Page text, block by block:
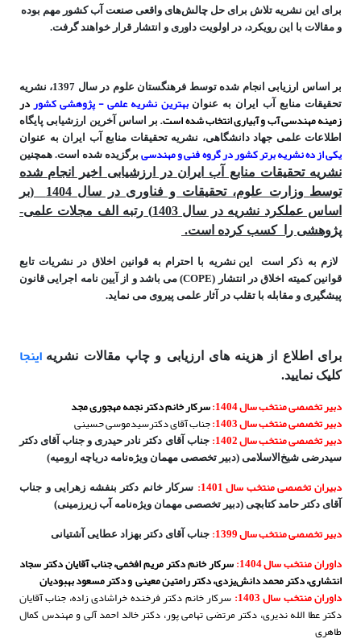
برای این نشریه تلاش برای حل چالش‌های واقعی صنعت آب کشور مهم بوده
و مقالات با این رویکرد، در اولویت داوری و انتشار قرار خواهند گرفت.
بر اساس ارزیابی انجام شده توسط فرهنگستان علوم در سال 1397، نشریه
تحقیقات منابع آب ایران به عنوان بهترین نشریه علمی - پژوهشی کشوردر
زمینه مهندسی آب و آبیاری انتخاب شده است. بر اساس آخرین ارزشیابی پایگاه
اطلاعات علمی جهاد دانشگاهی، نشریه تحقیقات منابع آب ایران به عنوان
یکی از ده نشریه برتر کشور در گروه فنی و مهندسیبرگزیده شده است. همچنین
نشریه تحقیقات منابع آب ایران در ارزشیابی اخیر انجام شده
توسط وزارت علوم، تحقیقات و فناوری در سال 1404 (بر
اساس عملکرد نشریه در سال 1403)
رتبه الف مجلات علمی-
پژوهشی را کسب کرده است.
لازم به ذکر است
این نشریه با احترام به قوانین اخلاق در نشریات تابع
قوانین کمیته اخلاق در انتشار (COPE) می باشد و از آیین نامه اجرایی
قانون
پیشگیری و مقابله با تقلب در آثار علمی پیروی می نماید.
برای اطلاع از هزینه های ارزیابی و چاپ مقالات نشریه اینجا
کلیک نمایید.
دبیر تخصصی منتخب سال 1404:
سرکار خانم دکتر نجمه مهجوری مجد
دبیر تخصصی منتخب سال 1403:
جناب آقای دکترسیدموسی حسینی
دبیر تخصصی منتخب سال 1402:
جناب آقای دکتر نادر حیدری و جناب آقای دکتر
سیدرضی شیخ‌الاسلامی (دبیر تخصصی مهمان ویژه‌نامه دریاچه ارومیه)
دبیران تخصصی منتخب سال 1401:
سرکار خانم دکتر بنفشه زهرایی و جناب
آقای دکتر حامد کتابچی (دبیر تخصصی مهمان ویژه‌نامه آب زیرزمینی)
دبیر تخصصی منتخب سال 1399: جناب آقای دکتر بهزاد عطایی آشتیانی
داوران منتخب سال 1404:
سرکار خانم دکتر مریم افخمی، جناب آقایان دکتر سجاد
انتشاری، دکتر محمد دانش‌یزدی، دکتر رامتین معینی و دکتر مسعود بهبودیان
داوران منتخب سال 1403:
سرکار خانم دکتر فرخنده خراشادی زاده، جناب آقایان
دکتر عطا الله ندیری، دکتر مرتضی تهامی پور، دکتر خالد احمد آلی و مهندس کمال
طاهری